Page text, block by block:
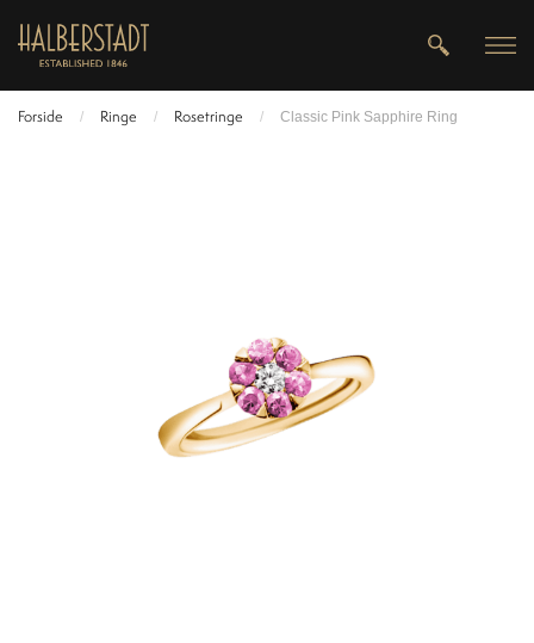
Forside / Ringe / Rosetringe / Classic Pink Sapphire Ring